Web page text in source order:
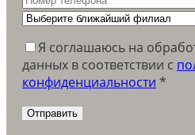
Я соглашаюсь на
данных в соответствии c
конфиденциальности *